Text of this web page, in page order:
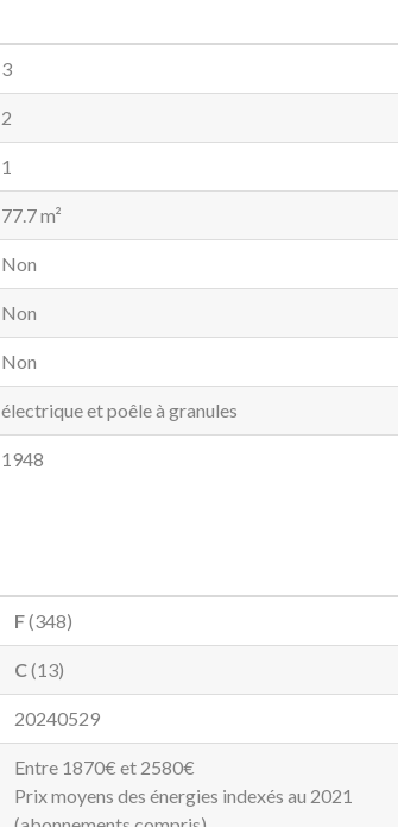
3
2
1
77.7 m²
Non
Non
Non
électrique et poêle à granules
1948
F(348)
C(13)
20240529
Entre 1870€ et 2580€
Prix moyens des énergies indexés au 2021